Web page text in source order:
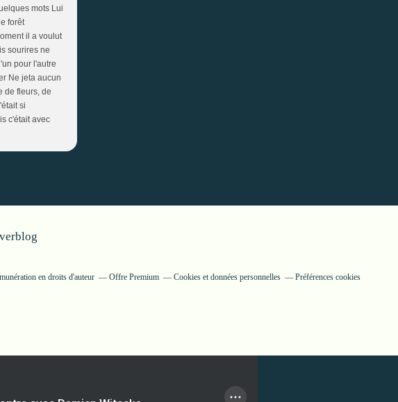
mots Lui
forêt
il a voulut
sourires ne
pour l'autre
Ne jeta aucun
de fleurs, de
si
c'était avec
en droits d'auteur Offre Premium Cookies et données personnelles Préférences cookies